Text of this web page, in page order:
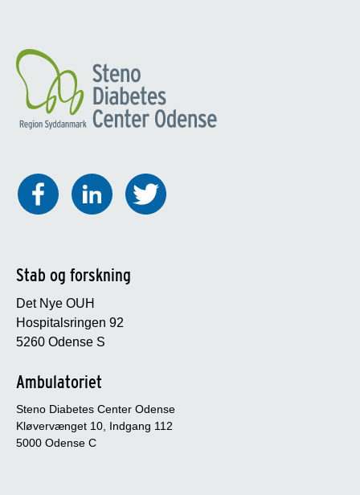
Stab og forskning
Det Nye OUH
Hospitalsringen 92
5260 Odense S
Ambulatoriet
Steno Diabetes Center Odense
Kløvervænget 10, Indgang 112
5000 Odense C